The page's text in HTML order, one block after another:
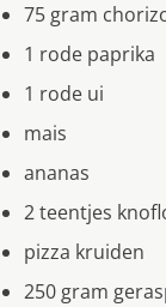
75 gram
1 rode paprika
1 rode ui
mais
ananas
2 teentjes
pizza kruiden
250 gram